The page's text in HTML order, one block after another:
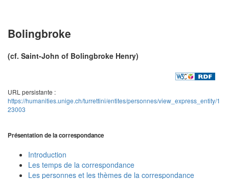
Bolingbroke
(cf. Saint-John of Bolingbroke Henry)
URL persistante :
https://humanities.unige.ch/turrettini/entites/personnes/view_express_entity/1
23003
Présentation de la correspondance
Introduction
Les temps de la correspondance
Les personnes et les thèmes de la correspondance